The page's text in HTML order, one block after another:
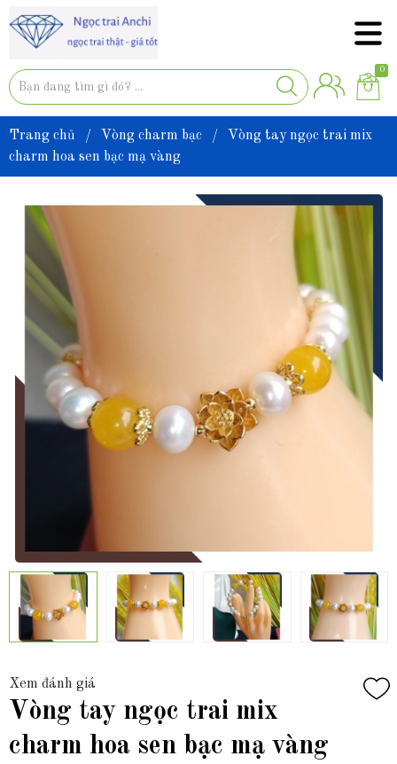
0
Trang chủ / Vòng charm bạc /
Vòng tay ngọc trai mix
charm hoa sen bạc mạ vàng
Xem đánh giá
Vòng tay ngọc trai mix
charm hoa sen bạc mạ vàng